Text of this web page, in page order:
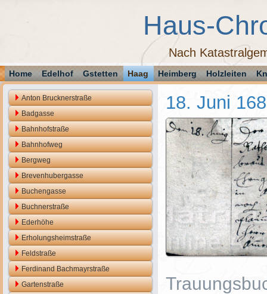
Haus-
Nach
Home Edelhof Gstetten Haag Heimberg Holzleiten
Anton Brucknerstraße
Badgasse
Bahnhofstraße
Bahnhofweg
Bergweg
Brevenhubergasse
Buchengasse
Buchnerstraße
Ederhöhe
Erholungsheimstraße
Feldstraße
Ferdinand Bachmayrstraße
Gartenstraße
18. Juni